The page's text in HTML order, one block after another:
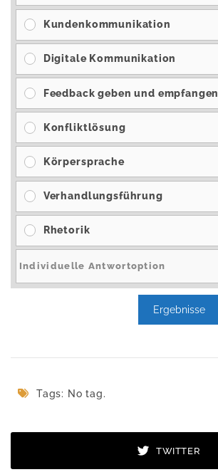
Kundenkommunikation
Digitale Kommunikation
Feedback geben und empfangen
Konfliktlösung
Körpersprache
Verhandlungsführung
Rhetorik
Ergebnisse
Tags: No tag.
TWITTER